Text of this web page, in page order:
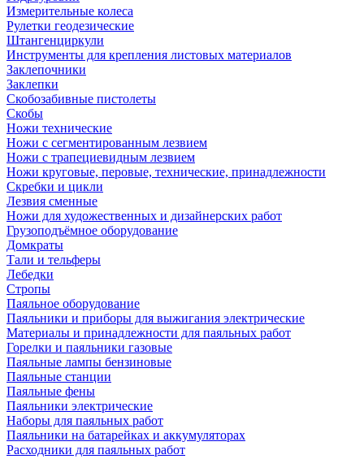
Измерительные колеса
Рулетки геодезические
Штангенциркули
Инструменты для крепления листовых материалов
Заклепочники
Заклепки
Скобозабивные пистолеты
Скобы
Ножи технические
Ножи с сегментированным лезвием
Ножи с трапециевидным лезвием
Ножи круговые, перовые, технические, принадлежности
Скребки и цикли
Лезвия сменные
Ножи для художественных и дизайнерских работ
Грузоподъёмное оборудование
Домкраты
Тали и тельферы
Лебедки
Стропы
Паяльное оборудование
Паяльники и приборы для выжигания электрические
Материалы и принадлежности для паяльных работ
Горелки и паяльники газовые
Паяльные лампы бензиновые
Паяльные станции
Паяльные фены
Паяльники электрические
Наборы для паяльных работ
Паяльники на батарейках и аккумуляторах
Расходники для паяльных работ